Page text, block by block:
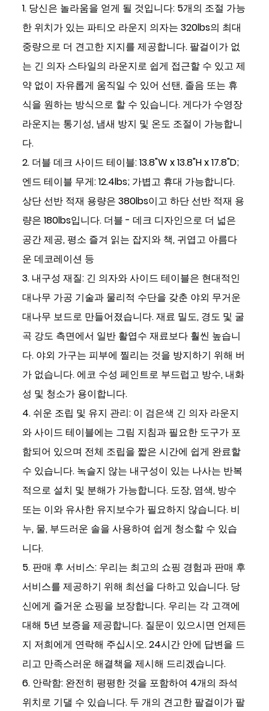
1. 당신은 놀라움을 얻게 될 것입니다: 5개의 조절 가능
한 위치가 있는 파티오 라운지 의자는 320lbs의 최대
중량으로 더 견고한 지지를 제공합니다. 팔걸이가 없
는 긴 의자 스타일의 라운지로 쉽게 접근할 수 있고 제
약 없이 자유롭게 움직일 수 있어 선탠, 졸음 또는 휴
식을 원하는 방식으로 할 수 있습니다. 게다가 수영장
라운지는 통기성, 냄새 방지 및 온도 조절이 가능합니
다.
2. 더블 데크 사이드 테이블: 13.8"W x 13.8"H x 17.8"D;
엔드 테이블 무게: 12.4lbs; 가볍고 휴대 가능합니다.
상단 선반 적재 용량은 380lbs이고 하단 선반 적재 용
량은 180lbs입니다. 더블 - 데크 디자인으로 더 넓은
공간 제공, 평소 즐겨 읽는 잡지와 책, 귀엽고 아름다
운 데코레이션 등
3. 내구성 재질: 긴 의자와 사이드 테이블은 현대적인
대나무 가공 기술과 물리적 수단을 갖춘 야외 무거운
대나무 보드로 만들어졌습니다. 재료 밀도, 경도 및 굴
곡 강도 측면에서 일반 활엽수 재료보다 훨씬 높습니
다. 야외 가구는 피부에 찔리는 것을 방지하기 위해 버
가 없습니다. 에코 수성 페인트로 부드럽고 방수, 내화
성 및 청소가 용이합니다.
4. 쉬운 조립 및 유지 관리: 이 검은색 긴 의자 라운지
와 사이드 테이블에는 그림 지침과 필요한 도구가 포
함되어 있으며 전체 조립을 짧은 시간에 쉽게 완료할
수 있습니다. 녹슬지 않는 내구성이 있는 나사는 반복
적으로 설치 및 분해가 가능합니다. 도장, 염색, 방수
또는 이와 유사한 유지보수가 필요하지 않습니다. 비
누, 물, 부드러운 솔을 사용하여 쉽게 청소할 수 있습
니다.
5. 판매 후 서비스: 우리는 최고의 쇼핑 경험과 판매 후
서비스를 제공하기 위해 최선을 다하고 있습니다. 당
신에게 즐거운 쇼핑을 보장합니다. 우리는 각 고객에
대해 5년 보증을 제공합니다. 질문이 있으시면 언제든
지 저희에게 연락해 주십시오. 24시간 안에 답변을 드
리고 만족스러운 해결책을 제시해 드리겠습니다.
6. 안락함: 완전히 평평한 것을 포함하여 4개의 좌석
위치로 기댈 수 있습니다. 두 개의 견고한 팔걸이가 팔